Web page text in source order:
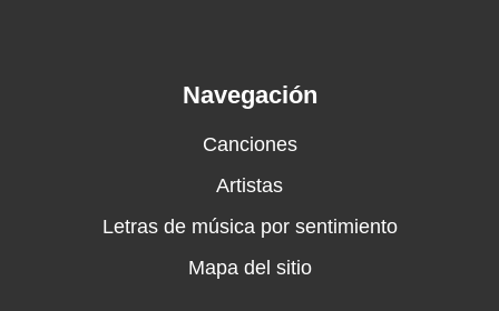
Navegación
Canciones
Artistas
Letras de música por sentimiento
Mapa del sitio